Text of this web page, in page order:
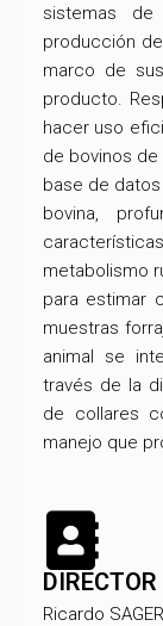
sistemas
producción
marco de
producto.
hacer uso
de bovinos de
base de
bovina,
metabolismo
para estimar
muestras
animal se
través de la
de collares
manejo que
DIRECTOR
Ricardo SAGER